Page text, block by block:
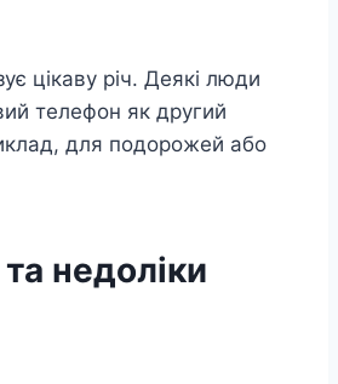
цікаву річ. Деякі люди
телефон як другий
для подорожей або
недоліки